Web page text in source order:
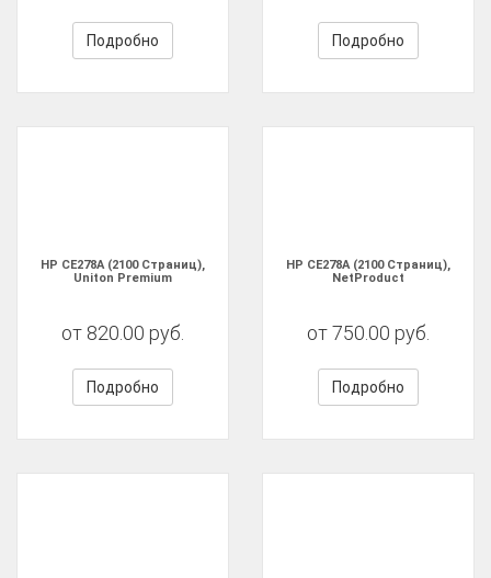
Подробно Подробно
HP CE278A (2100 Страниц),
Uniton Premium
от 820.00 руб.
Подробно
HP CE278A (2100 Страниц),
NetProduct
от 750.00 руб.
Подробно